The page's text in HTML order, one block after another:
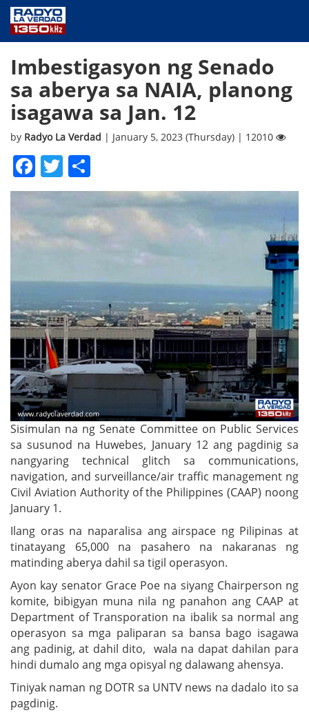
PUBLIC SERVICE
ANNOUNCEMENTS
PROGRAMS
ABOUT
Imbestigasyon ng Senado
sa aberya sa NAIA, planong
isagawa sa Jan. 12
by Radyo La Verdad | January 5, 2023 (Thursday) | 12010
Facebook
Twitter
Sisimulan na ng Senate Committee on Public Services
sa susunod na Huwebes, January 12 ang pagdinig sa
nangyaring technical glitch sa communications,
navigation, and surveillance/air traffic management ng
Civil Aviation Authority of the Philippines (CAAP) noong
January 1.
Ilang oras na naparalisa ang airspace ng Pilipinas at
tinatayang 65,000 na pasahero na nakaranas ng
matinding aberya dahil sa tigil operasyon.
Ayon kay senator Grace Poe na siyang Chairperson ng
komite, bibigyan muna nila ng panahon ang CAAP at
Department of Transporation na ibalik sa normal ang
operasyon sa mga paliparan sa bansa bago isagawa
ang padinig, at dahil dito, wala na dapat dahilan para
hindi dumalo ang mga opisyal ng dalawang ahensya.
Tiniyak naman ng DOTR sa UNTV news na dadalo ito sa
pagdinig.